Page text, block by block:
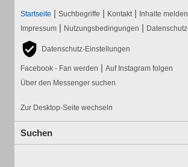
Startseite | Suchbegriffe | Kontakt | Inhalte melden
Impressum | Nutzungsbedingungen | Datenschutz
Datenschutz-Einstellungen
Facebook - Fan werden | Auf Instagram folgen
Über den Messenger suchen
Zur Desktop-Seite wechseln
Suchen